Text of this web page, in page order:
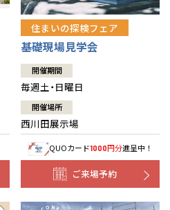
住まいの探検フェア
基礎現場見学会
開催期間
毎週土・日曜日
開催場所
西川田展示場
QUOカード1000円分進呈中！
ご来場予約